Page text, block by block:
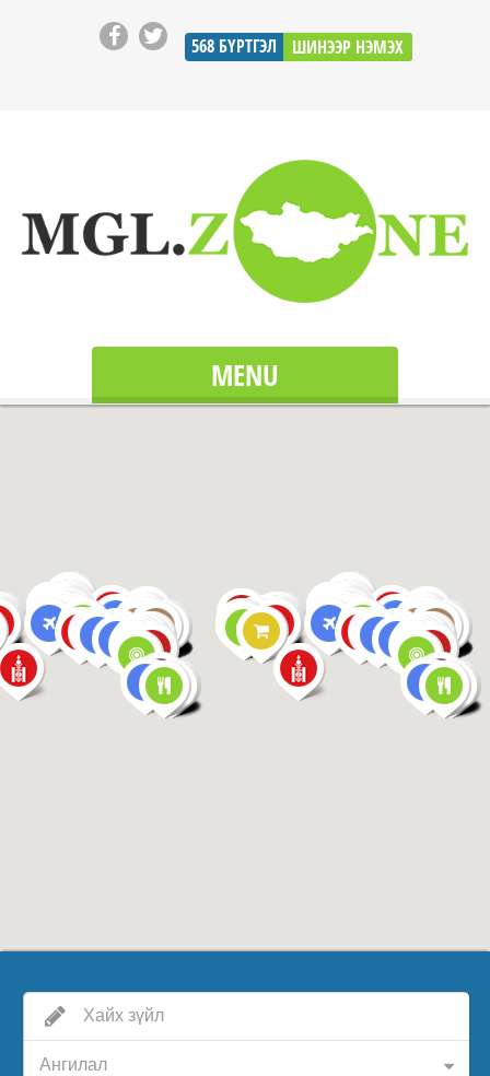
568 БҮРТГЭЛ ШИНЭЭР НЭМЭХ
MENU
Ангилал